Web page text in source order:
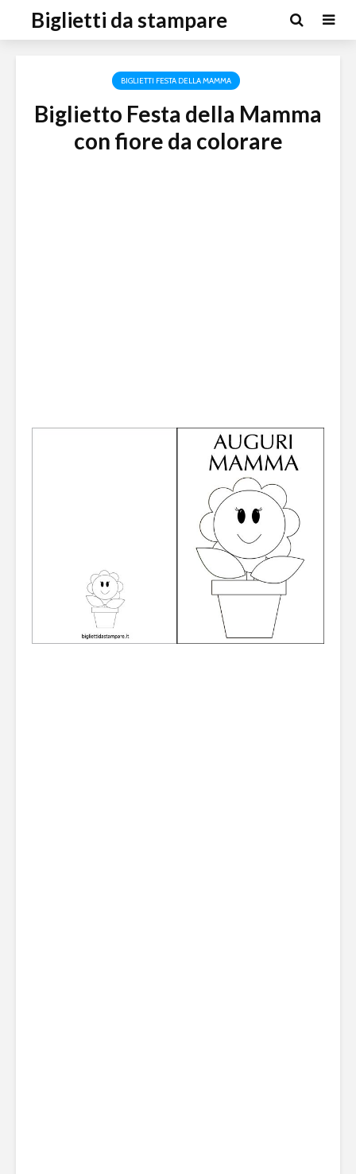
Biglietti da stampare
BIGLIETTI FESTA DELLA MAMMA
Biglietto Festa della Mamma
con fiore da colorare